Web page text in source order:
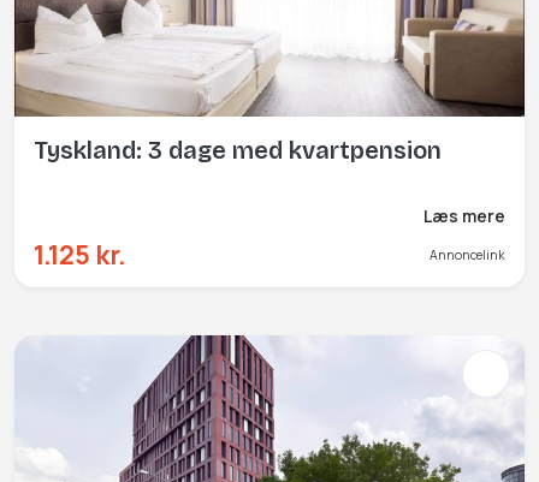
Tyskland: 3 dage med kvartpension
Læs mere
1.125 kr. Annoncelink